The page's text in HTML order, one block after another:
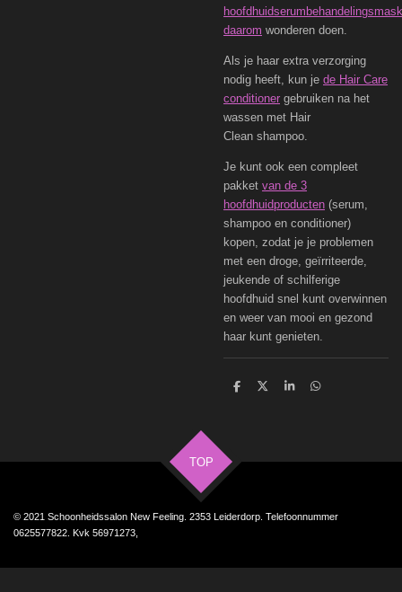
daarom wonderen doen.
Als je haar extra verzorging
nodig heeft, kun je de Hair Care
conditioner gebruiken na het
wassen met Hair
Clean shampoo.
Je kunt ook een compleet
pakket van de 3
hoofdhuidproducten (serum,
shampoo en conditioner)
kopen, zodat je je problemen
met een droge, geïrriteerde,
jeukende of schilferige
hoofdhuid snel kunt overwinnen
en weer van mooi en gezond
haar kunt genieten.
D
D
S
D
TOP
© 2021 Schoonheidssalon New Feeling. 2353 Leiderdorp. Telefoonnummer
0625577822. Kvk 56971273,